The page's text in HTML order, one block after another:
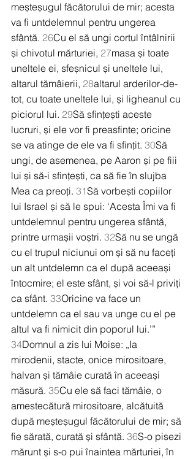
meșteșugul făcătorului de mir; acesta
va fi untdelemnul pentru ungerea
sfântă. 26Cu el să ungi cortul întâlnirii
și chivotul mărturiei, 27masa și toate
uneltele ei, sfeșnicul și uneltele lui,
altarul tămâierii, 28altarul arderilor-de-
tot, cu toate uneltele lui, și ligheanul cu
piciorul lui. 29Să sfințești aceste
lucruri, și ele vor fi preasfinte; oricine
se va atinge de ele va fi sfințit. 30Să
ungi, de asemenea, pe Aaron și pe fiii
lui și să-i sfințești, ca să fie în slujba
Mea ca preoți. 31Să vorbești copiilor
lui Israel și să le spui: ‘Acesta Îmi va fi
untdelemnul pentru ungerea sfântă,
printre urmașii voștri. 32Să nu se ungă
cu el trupul niciunui om și să nu faceți
un alt untdelemn ca el după aceeași
întocmire; el este sfânt, și voi să-l priviți
ca sfânt. 33Oricine va face un
untdelemn ca el sau va unge cu el pe
altul va fi nimicit din poporul lui.’”
34Domnul a zis lui Moise: „Ia
mirodenii, stacte, onice mirositoare,
halvan și tămâie curată în aceeași
măsură. 35Cu ele să faci tămâie, o
amestecătură mirositoare, alcătuită
după meșteșugul făcătorului de mir; să
fie sărată, curată și sfântă. 36S-o pisezi
mărunt și s-o pui înaintea mărturiei, în